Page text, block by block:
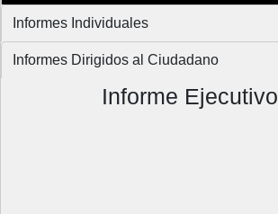
Informes Individuales
Informes Dirigidos al Ciudadano
Informe Ejecutivo